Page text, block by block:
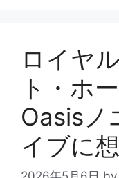
ロイヤ
ト・ホ
Oasisノ
イブに